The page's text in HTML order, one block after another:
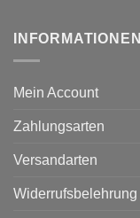
INFORMATIONEN
Mein Account
Zahlungsarten
Versandarten
Widerrufsbelehrung